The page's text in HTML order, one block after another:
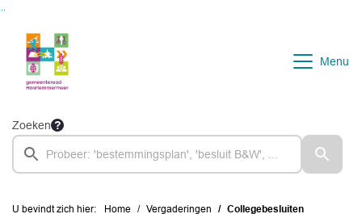
Menu
Zoeken
U bevindt zich hier: Home Vergaderingen Collegebesluiten